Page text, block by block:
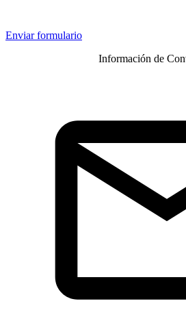
Enviar formulario
Información de